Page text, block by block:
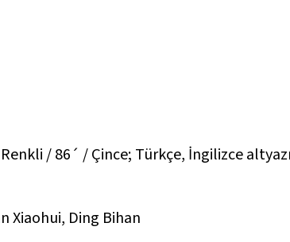
/ 86´ / Çince; Türkçe, İngilizce
Xiaohui, Ding Bihan